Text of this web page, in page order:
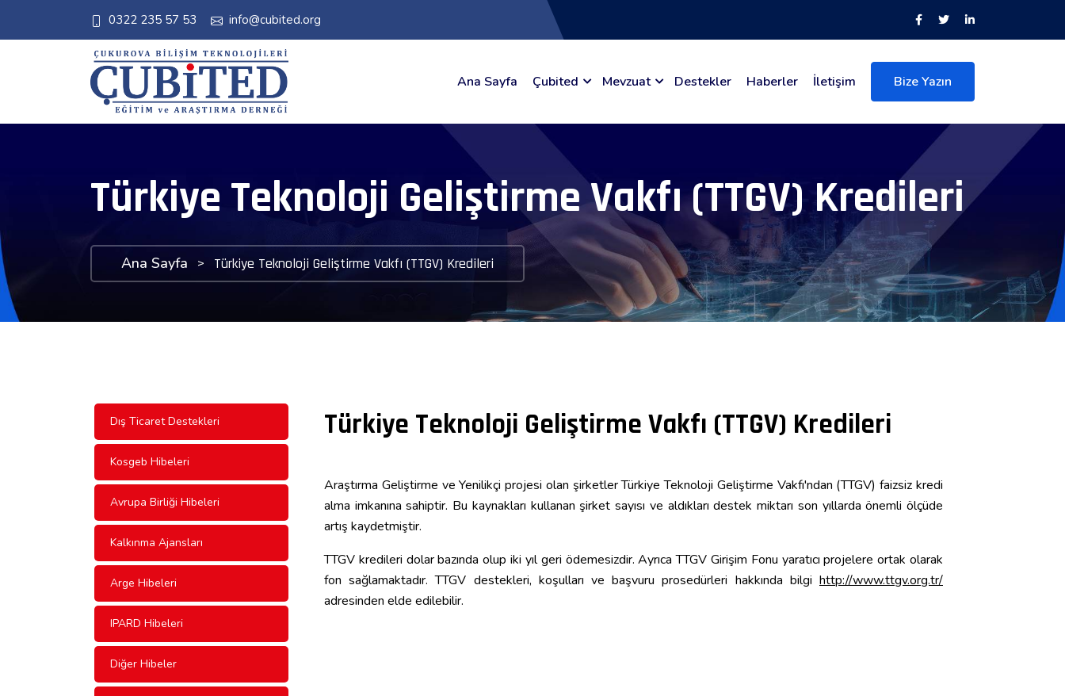
0322 235 57 53 info@cubited.org
Ana Sayfa Çubited Mevzuat Destekler Haberler İletişim Bize Yazın
Türkiye Teknoloji Geliştirme Vakfı (TTGV) Kredileri
Ana Sayfa > Türkiye Teknoloji Geliştirme Vakfı (TTGV) Kredileri
Dış Ticaret Destekleri
Kosgeb Hibeleri
Avrupa Birliği Hibeleri
Kalkınma Ajansları
Arge Hibeleri
IPARD Hibeleri
Diğer Hibeler
Türkiye Teknoloji Geliştirme Vakfı (TTGV) Kredileri
Araştırma Geliştirme ve Yenilikçi projesi olan şirketler Türkiye Teknoloji Geliştirme Vakfı'ndan (TTGV) faizsiz kredi
alma imkanına sahiptir. Bu kaynakları kullanan şirket sayısı ve aldıkları destek miktarı son yıllarda önemli ölçüde
artış kaydetmiştir.
TTGV kredileri dolar bazında olup iki yıl geri ödemesizdir. Ayrıca TTGV Girişim Fonu yaratıcı projelere ortak olarak
fon sağlamaktadır. TTGV destekleri, koşulları ve başvuru prosedürleri hakkında bilgi http://www.ttgv.org.tr/
adresinden elde edilebilir.